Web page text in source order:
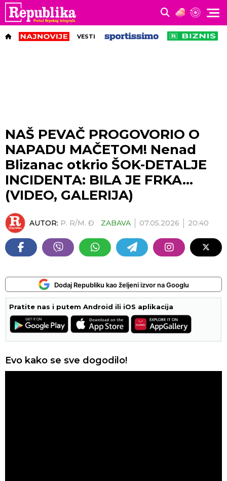
VESTI
NAŠ PEVAČ PROGOVORIO O
NAPADU MAČETOM! Nenad
Blizanac otkrio ŠOK-DETALJE
INCIDENTA: BILA JE FRKA...
(VIDEO, GALERIJA)
AUTOR: P. R/M. Đ ZABAVA 07.05.2026 20:40
Dodaj Republiku kao željeni izvor na Googlu
Pratite nas i putem Android ili iOS aplikacija
Evo kako se sve dogodilo!